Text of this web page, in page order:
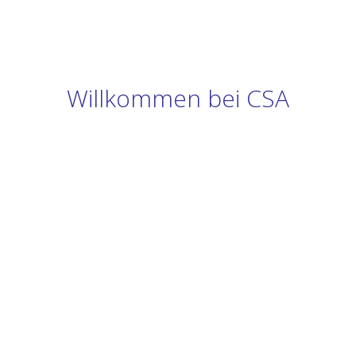
Willkommen bei CSA